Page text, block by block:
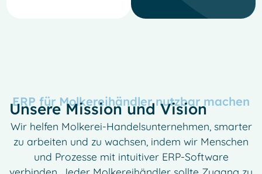
ERP für Molkereihändler nutzbar machen
Unsere Mission und Vision
Wir helfen Molkerei-Handelsunternehmen, smarter
zu arbeiten und zu wachsen, indem wir Menschen
und Prozesse mit intuitiver ERP-Software